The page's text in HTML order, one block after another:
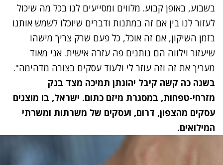
בשבוע, באופן קבוע. מלווים ומסייעים לנו בכל מה שיכול
לעזור לנו בין אם זה במתנות ודברים שיוכלו לשמש אותנו
בזמן השיקון, אם זה אוכל, כל פעם שרק צריך מישהו
שיעזור וילווה הם נותנים פה עזרה אישית. אני מאוד
מעריך את זה וזה עוזר לי ולעוד עסקים בצורה מדהימה".
בשנה כה קשה קיבל יהונתן תמיכה מצד בנק
מזרחי-טפחות, במסגרת מיזם כתום. ישראל, בו מוצגים
עסקים מהצפון, דרום, ועסקים של משרתות ומשרתי
המילואים.